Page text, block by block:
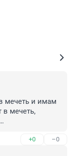
мечеть и имам
в мечеть,
с
+0 –0